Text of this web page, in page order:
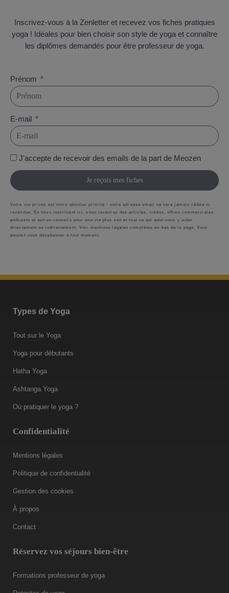
Inscrivez-vous à la Zenletter et recevez vos fiches pratiques
yoga ! Idéales pour bien choisir son style de yoga et connaître
les diplômes demandés pour être professeur de yoga.
Prénom
E-mail
J'accepte de recevoir des emails de la part de Meozen
Je reçois mes fiches
Votre vie privée est notre absolue priorité : votre adresse email ne sera jamais cédée ni
revendue. En vous inscrivant ici, vous recevrez des articles, vidéos, offres commerciales,
podcasts et autres conseils pour une vie plus zen et tout ce qui peut vous y aider
directement ou indirectement. Voir mentions légales complètes en bas de la page. Vous
pouvez vous désabonner à tout moment.
Types de Yoga
Tout sur le Yoga
Yoga pour débutants
Hatha Yoga
Ashtanga Yoga
Où pratiquer le yoga ?
Confidentialité
Mentions légales
Politique de confidentialité
Gestion des cookies
À propos
Contact
Réservez vos séjours bien-être
Formations professeur de yoga